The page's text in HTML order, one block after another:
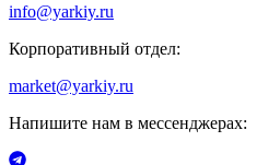
info@yarkiy.ru
Корпоративный отдел:
market@yarkiy.ru
Напишите нам в мессенджерах: